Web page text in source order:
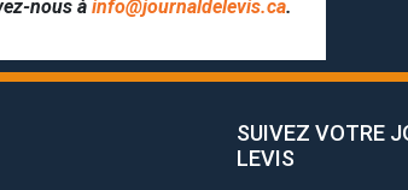
nous à info@journaldelevis.ca.
SUIVEZ VOTRE
LEVIS